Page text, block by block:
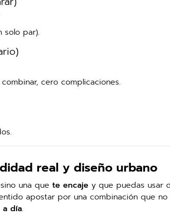
solo par).
cero complicaciones.
real y diseño urbano
una que te encaje y que puedas usar
apostar por una combinación que no
a día.